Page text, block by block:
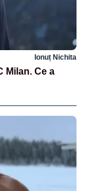
Ionuț Nichita
Milan. Ce a